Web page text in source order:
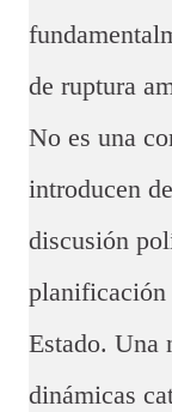
de ruptura
No es una
introducen
discusión
planificación
Estado. Una
dinámicas